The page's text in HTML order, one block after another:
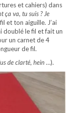
et cahiers) dans
ça va, tu suis ? Je
et ton aiguille. J’ai
doublé le fil et fait un
un carnet de 4
de fil.
de clarté, hein …).